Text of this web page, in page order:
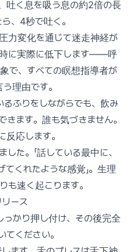
吐く息を吸う息の約2倍の長
、4秒で吐く。
力変化を通じて迷走神経が
に実際に低下します——呼
で、すべての瞑想指導者が
う理由です。
ふりをしながらでも、飲み
ます。誰も気づきません。
応します。
た。「話している最中に、
くれたような感覚」。生理
も速く起こります。
ース
かり押し付け、その後完全
ください。